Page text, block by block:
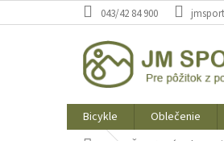
na
043/42 84 900
Bicykle Oblečenie